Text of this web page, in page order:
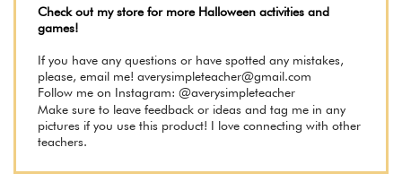
Check out my store for more Halloween activities and
games!
If you have any questions or have spotted any mistakes,
please, email me! averysimpleteacher@gmail.com
Follow me on Instagram: @averysimpleteacher
Make sure to leave feedback or ideas and tag me in any
pictures if you use this product! I love connecting with other
teachers.